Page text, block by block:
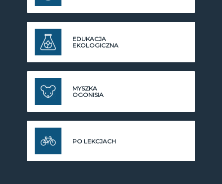
EDUKACJA
EKOLOGICZNA
MYSZKA
OGONISIA
PO LEKCJACH